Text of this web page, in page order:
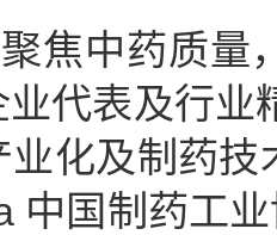
焦中药质量
代表及行业
业化及制药
中国制药工